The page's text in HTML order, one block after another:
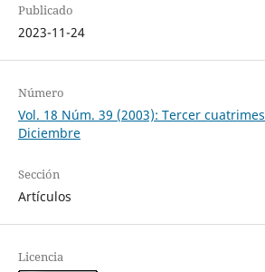
Publicado
2023-11-24
Número
Vol. 18 Núm. 39 (2003): Tercer
Diciembre
Sección
Artículos
Licencia